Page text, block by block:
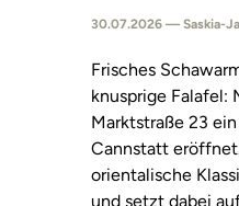
30.07.2026 — Saskia-
Frisches
knusprige Falafel:
Marktstraße 23
Cannstatt
orientalische
und setzt dabei